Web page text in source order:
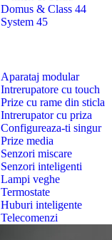
Domus & Class 44
System 45
Aparataj modular
Intrerupatore cu touch
Prize cu rame din sticla
Intrerupator cu priza
Configureaza-ti singur
Prize media
Senzori miscare
Senzori inteligenti
Lampi veghe
Termostate
Huburi inteligente
Telecomenzi